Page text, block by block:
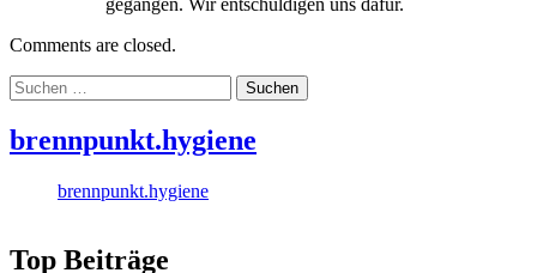
Comments are closed.
Suchen
nach:
brennpunkt.hygiene
brennpunkt.hygiene
Top Beiträge